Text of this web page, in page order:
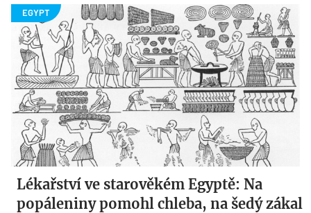
Lékařství ve starověkém Egyptě: Na
popáleniny pomohl chleba, na šedý zákal